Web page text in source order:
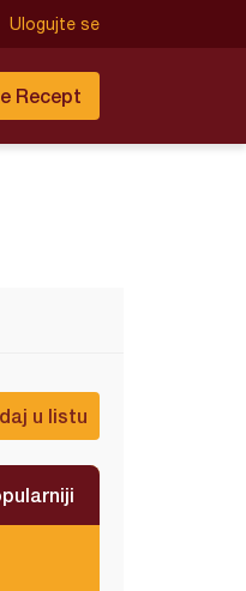
Ulogujte se
Recept
u listu